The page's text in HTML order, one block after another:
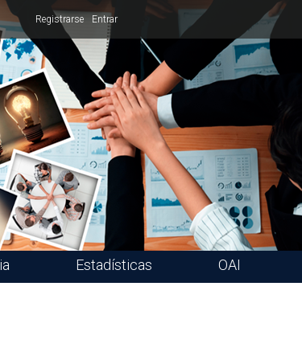
Registrarse Entrar
Estadísticas OAI